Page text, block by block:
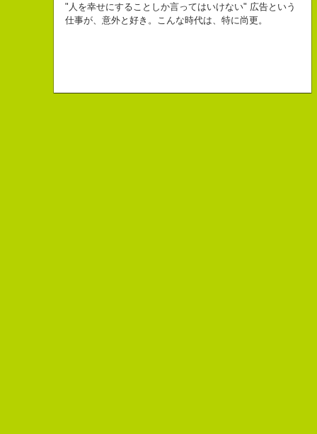
こんちゃっ保持壮太郎っていいます。
皆からは「保持壮太郎ピーナッツ」って呼ばれてるよ。
幸せでとっても怖いですが、きょうもなんとか幸せに
生きられてる私は幸せなのかもしれません。
３６歳
「五島列島はよいところです。
10周年キャンペーン中です。
「きれいな名前ですね」
こう返す。「ええ、名前だけは」
"人を幸せにすることしか言ってはいけない" 広告という
仕事が、意外と好き。こんな時代は、特に尚更。